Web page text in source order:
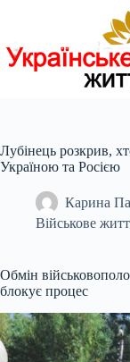
Лубінець розкрив,
Україною та Росією
Карина
Військове
Обмін
блокує процес